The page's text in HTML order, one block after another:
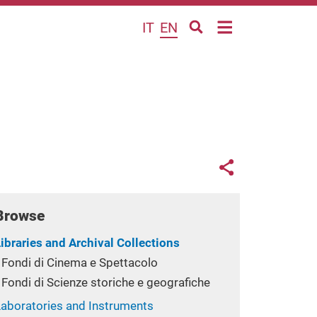
IT EN
Links
Share button
and Archival Collections
Fondi di Cinema e Spettacolo
Fondi di Scienze storiche e geografiche
and Instruments